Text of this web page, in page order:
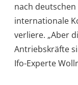
nach
internationale
verliere. „Aber
Antriebskräfte
Ifo-Experte